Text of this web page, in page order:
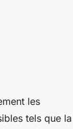
les
tels que la